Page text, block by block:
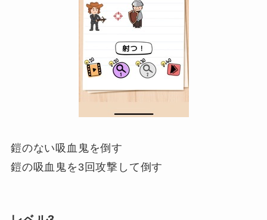
鎧のない吸血鬼を倒す
鎧の吸血鬼を3回攻撃して倒す